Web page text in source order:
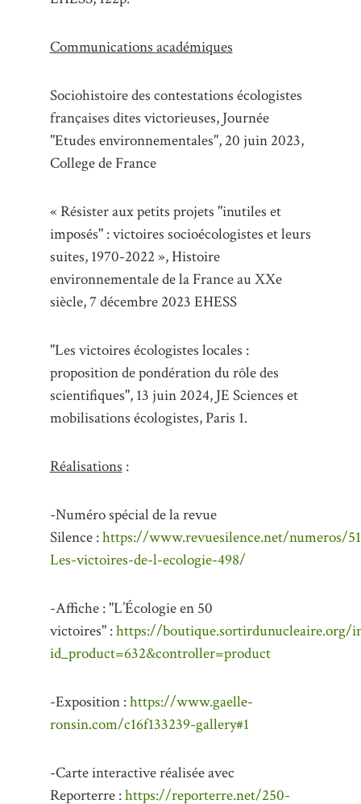
Communications académiques
Sociohistoire des contestations écologistes
françaises dites victorieuses, Journée
"Etudes environnementales", 20 juin 2023,
College de France
« Résister aux petits projets "inutiles et
imposés" : victoires socioécologistes et leurs
suites, 1970-2022 », Histoire
environnementale de la France au XXe
siècle, 7 décembre 2023 EHESS
"Les victoires écologistes locales :
proposition de pondération du rôle des
scientifiques", 13 juin 2024, JE Sciences et
mobilisations écologistes, Paris 1.
Réalisations :
-Numéro spécial de la revue
Silence :https://www.revuesilence.net/numeros/
Les-victoires-de-l-ecologie-498/
-Affiche : "L’Écologie en 50
victoires" :https://boutique.sortirdunucleaire.org/
id_product=632&controller=product
-Exposition :https://www.gaelle-
ronsin.com/c16f133239-gallery#1
-Carte interactive réalisée avec
Reporterre :https://reporterre.net/250-